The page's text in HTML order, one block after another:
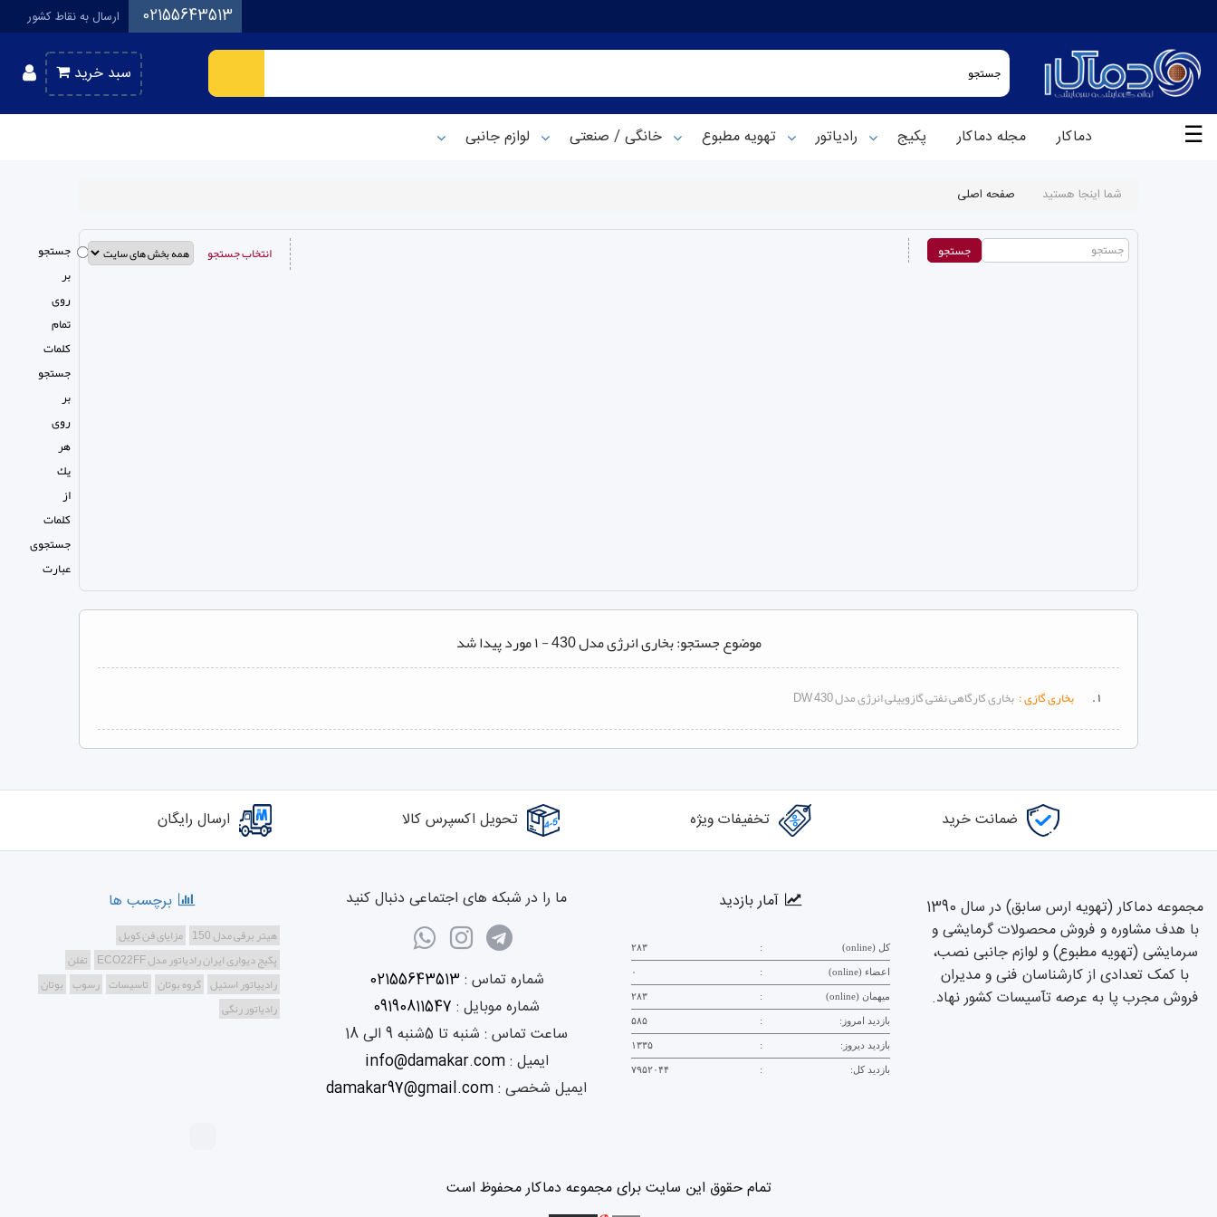
ارسال به نقاط کشور 02155643513
سبد خرید
☰ دماکار مجله دماکار پکیج رادیاتور تهویه مطبوع خانگی / صنعتی لوازم جانبی
شما اینجا هستید صفحه اصلی
جستجو
بر
روی
تمام
كلمات
جستجو
بر
روی
هر
يك
از
كلمات
جستجوی
عبارت
انتخاب جستجو
موضوع جستجو: بخاری انرژی مدل 430 - ۱ مورد پیدا شد
۱ . بخاری گازی : بخاری کارگاهی نفتی گازوییلی انرژی مدل 430 DW
ضمانت خرید تخفیفات ویژه تحویل اکسپرس کالا ارسال رایگان
مجموعه دماکار (تهویه ارس سابق) در سال 1390
با هدف مشاوره و فروش محصولات گرمایشی و
سرمایشی (تهویه مطبوع) و لوازم جانبی نصب،
با کمک تعدادی از کارشناسان فنی و مدیران
فروش مجرب پا به عرصه تآسیسات کشور نهاد.
آمار بازدید
کل (online) : ۲۸۳
اعضاء (online) : ۰
میهمان (online) : ۲۸۳
بازدید امروز: : ۵۸۵
بازدید دیروز: : ۱۳۳۵
بازدید کل: : ۷۹۵۲۰۴۴
ما را در شبکه های اجتماعی دنبال کنید
شماره تماس : 02155643513
شماره موبایل : 09190811547
ساعت تماس : شنبه تا 5شنبه 9 الی 18
ایمیل :info@damakar.com
ایمیل شخصی : damakar97@gmail.com
برچسب ها
هیتر برقی مدل 150
مزایای فن کویل
پکیج دیواری ایران رادیاتور مدل ECO22FF
تفلن
رادییاتور استیل گروه بوتان تاسیسات رسوب بوتان
رادیاتور رنگی
تمام حقوق این سایت برای مجموعه دماکار محفوظ است